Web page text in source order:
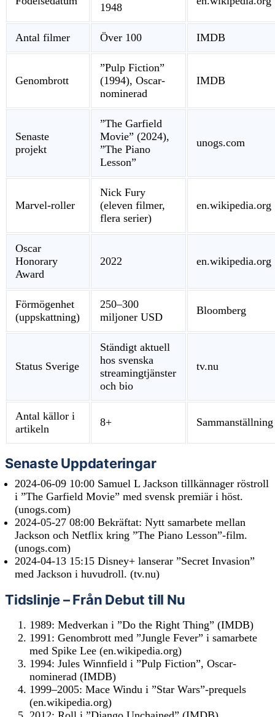
1948
Antal filmer Över 100 IMDB
Genombrott
”Pulp Fiction”
(1994), Oscar-
nominerad
IMDB
Senaste
projekt
”The Garfield
Movie” (2024),
”The Piano
Lesson”
unogs.com
Marvel-roller
Nick Fury
(eleven filmer,
flera serier)
en.wikipedia.org
Oscar
Honorary
Award
2022 en.wikipedia.org
Förmögenhet
(uppskattning)
250–300
miljoner USD
Bloomberg
Status Sverige
Ständigt aktuell
hos svenska
streamingtjänster
och bio
tv.nu
Antal källor i
artikeln
8+ Sammanställning
Senaste Uppdateringar
2024-06-09 10:00 Samuel L Jackson tillkännager röstroll
i ”The Garfield Movie” med svensk premiär i höst.
(unogs.com)
2024-05-27 08:00 Bekräftat: Nytt samarbete mellan
Jackson och Netflix kring ”The Piano Lesson”-film.
(unogs.com)
2024-04-13 15:15 Disney+ lanserar ”Secret Invasion”
med Jackson i huvudroll. (tv.nu)
Tidslinje – Från Debut till Nu
1989: Medverkan i ”Do the Right Thing” (IMDB)
1991: Genombrott med ”Jungle Fever” i samarbete
med Spike Lee (en.wikipedia.org)
1994: Jules Winnfield i ”Pulp Fiction”, Oscar-
nominerad (IMDB)
1999–2005: Mace Windu i ”Star Wars”-prequels
(en.wikipedia.org)